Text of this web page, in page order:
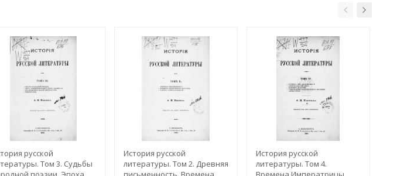
русской
Том 3. Судьбы
История русской
литературы. Том 2. Древняя
История русской
литературы. Том 4.